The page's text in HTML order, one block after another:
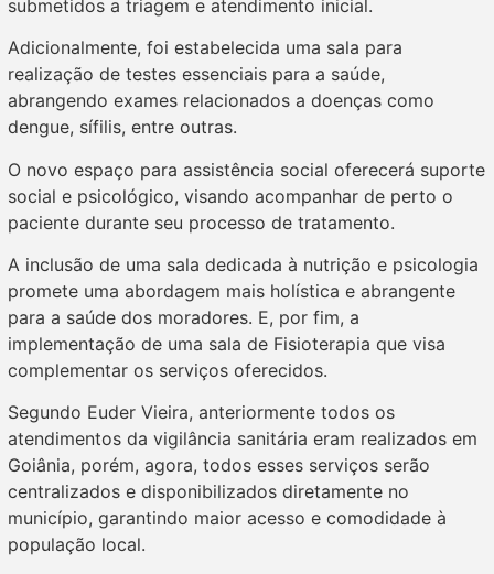
submetidos a triagem e atendimento inicial.
Adicionalmente, foi estabelecida uma sala para
realização de testes essenciais para a saúde,
abrangendo exames relacionados a doenças como
dengue, sífilis, entre outras.
O novo espaço para assistência social oferecerá suporte
social e psicológico, visando acompanhar de perto o
paciente durante seu processo de tratamento.
A inclusão de uma sala dedicada à nutrição e psicologia
promete uma abordagem mais holística e abrangente
para a saúde dos moradores. E, por fim, a
implementação de uma sala de Fisioterapia que visa
complementar os serviços oferecidos.
Segundo Euder Vieira, anteriormente todos os
atendimentos da vigilância sanitária eram realizados em
Goiânia, porém, agora, todos esses serviços serão
centralizados e disponibilizados diretamente no
município, garantindo maior acesso e comodidade à
população local.